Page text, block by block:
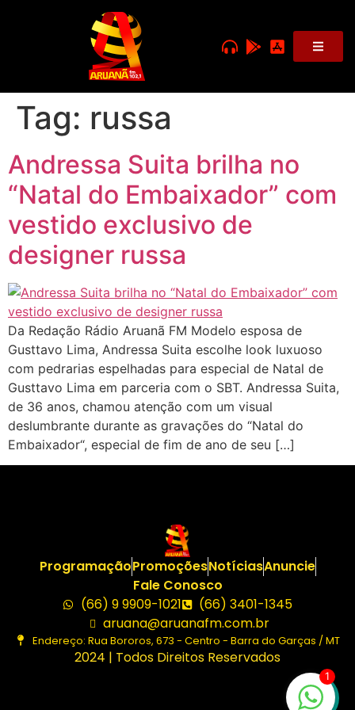
Tag: russa
Andressa Suita brilha no
“Natal do Embaixador” com
vestido exclusivo de
designer russa
Da Redação Rádio Aruanã FM Modelo esposa de
Gusttavo Lima, Andressa Suita escolhe look luxuoso
com pedrarias espelhadas para especial de Natal de
Gusttavo Lima em parceria com o SBT. Andressa Suita,
de 36 anos, chamou atenção com um visual
deslumbrante durante as gravações do “Natal do
Embaixador“, especial de fim de ano de seu […]
ProgramaçãoPromoçõesNotíciasAnuncie
Fale Conosco
(66) 9 9909-1021
(66) 3401-1345
aruana@aruanafm.com.br
Endereço: Rua Bororos, 673 - Centro - Barra do Garças / MT
2024 | Todos Direitos Reservados
1